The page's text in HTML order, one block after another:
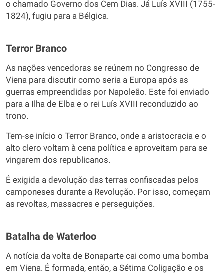
o chamado Governo dos Cem Dias. Já Luís XVIII (1755-
1824), fugiu para a Bélgica.
Terror Branco
As nações vencedoras se reúnem no Congresso de
Viena para discutir como seria a Europa após as
guerras empreendidas por Napoleão. Este foi enviado
para a Ilha de Elba e o rei Luís XVIII reconduzido ao
trono.
Tem-se início o Terror Branco, onde a aristocracia e o
alto clero voltam à cena política e aproveitam para se
vingarem dos republicanos.
É exigida a devolução das terras confiscadas pelos
camponeses durante a Revolução. Por isso, começam
as revoltas, massacres e perseguições.
Batalha de Waterloo
A notícia da volta de Bonaparte cai como uma bomba
em Viena. É formada, então, a Sétima Coligação e os